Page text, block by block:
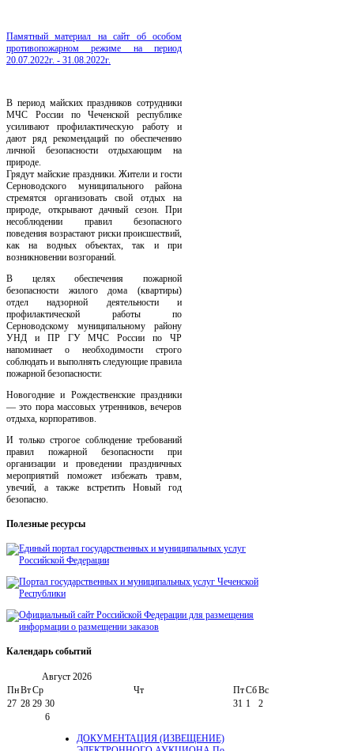
Памятный материал на сайт об особом
противопожарном режиме на период
20.07.2022г. - 31.08.2022г.
В период майских праздников сотрудники
МЧС России по Чеченской республике
усиливают профилактическую работу и
дают ряд рекомендаций по обеспечению
личной безопасности отдыхающим на
природе.
Грядут майские праздники. Жители и гости
Серноводского муниципального района
стремятся организовать свой отдых на
природе, открывают дачный сезон. При
несоблюдении правил безопасного
поведения возрастают риски происшествий,
как на водных объектах, так и при
возникновении возгораний.
В целях обеспечения пожарной
безопасности жилого дома (квартиры)
отдел надзорной деятельности и
профилактической работы по
Серноводскому муниципальному району
УНД и ПР ГУ МЧС России по ЧР
напоминает о необходимости строго
соблюдать и выполнять следующие правила
пожарной безопасности:
Новогодние и Рождественские праздники
— это пора массовых утренников, вечеров
отдыха, корпоративов.
И только строгое соблюдение требований
правил пожарной безопасности при
организации и проведении праздничных
мероприятий поможет избежать травм,
увечий, а также встретить Новый год
безопасно.
Полезные ресурсы
Календарь событий
Август 2026
ПнВтСр Чт ПтСбВс
27 28 29 30 31 1
2
6
ДОКУМЕНТАЦИЯ (ИЗВЕЩЕНИЕ)